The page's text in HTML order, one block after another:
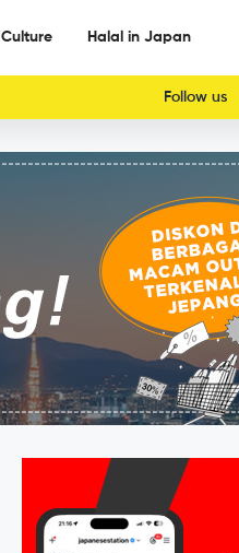
Culture Halal in Japan
Follow us